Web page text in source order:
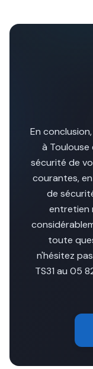
En
à
sécurité de
courantes,
de
entretien
toute
n'hésitez
TS31 au 05